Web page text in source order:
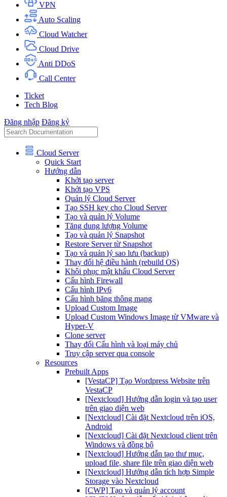
VPN
Auto Scaling
Cloud Watcher
Cloud Drive
Anti DDoS
Call Center
Ticket
Tech Blog
Đăng nhập Đăng ký
Cloud Server
Quick Start
Hướng dẫn
Khởi tạo server
Khởi tạo VPS
Quản lý Cloud Server
Tạo SSH key cho Cloud Server
Tạo và quản lý Volume
Tăng dung lượng Volume
Tạo và quản lý Snapshot
Restore Server từ Snapshot
Tạo và quản lý sao lưu (backup)
Thay đổi hệ điều hành (rebuild OS)
Khôi phục mật khẩu Cloud Server
Cấu hình Firewall
Cấu hình IPv6
Cấu hình băng thông mạng
Upload Custom Image
Upload Custom Windows Image từ VMware và
Hyper-V
Clone server
Thay đổi Cấu hình và loại máy chủ
Truy cập server qua console
Resources
Prebuilt Apps
[VestaCP] Tạo Wordpress Website trên
VestaCP
[Nextcloud] Hướng dẫn login và tạo user
trên giao diện web
[Nextcloud] Cài đặt Nextcloud trên iOS,
Android
[Nextcloud] Cài đặt Nextcloud client trên
Windows và đồng bộ
[Nextcloud] Hướng dẫn tạo thư mục,
upload file, share file trên giao diện web
[Nextcloud] Hướng dẫn tích hợp Simple
Storage vào Nextcloud
[CWP] Tạo và quản lý account